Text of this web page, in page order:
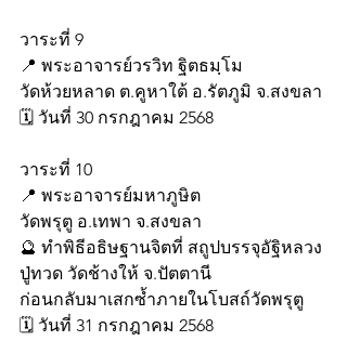
วาระที่ 9
📍 พระอาจารย์วรวิท ฐิตธมฺโม
วัดห้วยหลาด ต.คูหาใต้ อ.รัตภูมิ จ.สงขลา
🗓️ วันที่ 30 กรกฎาคม 2568
วาระที่ 10
📍 พระอาจารย์มหาภูษิต
วัดพรุตู อ.เทพา จ.สงขลา
🔮 ทำพิธีอธิษฐานจิตที่ สถูปบรรจุอัฐิหลวง
ปู่ทวด วัดช้างให้ จ.ปัตตานี
ก่อนกลับมาเสกซ้ำภายในโบสถ์วัดพรุตู
🗓️ วันที่ 31 กรกฎาคม 2568